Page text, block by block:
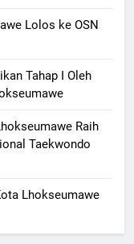
Lolos ke OSN
Tahap I Oleh
Raih
Taekwondo
Lhokseumawe